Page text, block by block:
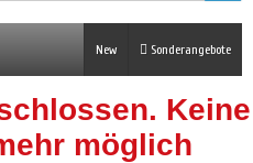
Sonderangebote
New
Keine
möglich